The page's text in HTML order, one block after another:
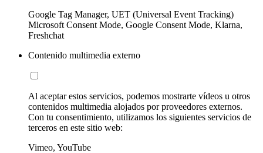
Google Tag Manager, UET (Universal Event Tracking)
Microsoft Consent Mode, Google Consent Mode, Klarna,
Freshchat
Contenido multimedia externo
Al aceptar estos servicios, podemos mostrarte vídeos u otros
contenidos multimedia alojados por proveedores externos.
Con tu consentimiento, utilizamos los siguientes servicios de
terceros en este sitio web:
Vimeo, YouTube